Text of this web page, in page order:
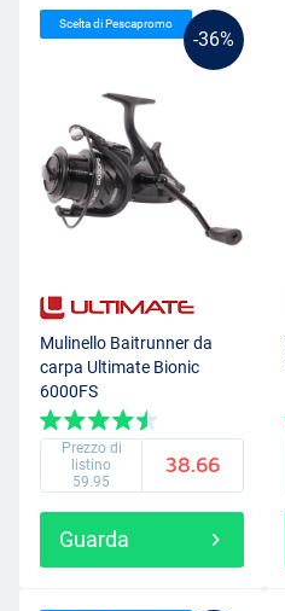
-36%
Scelta di Pescapromo
Mulinello Baitrunner da
carpa Ultimate Bionic
6000FS
Prezzo di
listino
59.95
38.66
Guarda